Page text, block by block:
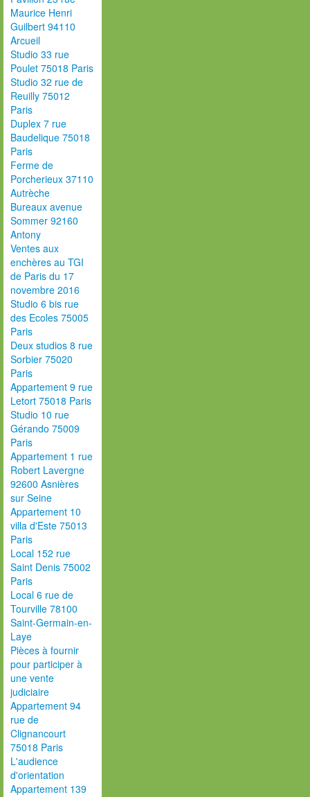
Maurice Henri
Guilbert 94110
Arcueil
Studio 33 rue
Poulet 75018 Paris
Studio 32 rue de
Reuilly 75012
Paris
Duplex 7 rue
Baudelique 75018
Paris
Ferme de
Porcherieux 37110
Autrèche
Bureaux avenue
Sommer 92160
Antony
Ventes aux
enchères au TGI
de Paris du 17
novembre 2016
Studio 6 bis rue
des Ecoles 75005
Paris
Deux studios 8 rue
Sorbier 75020
Paris
Appartement 9 rue
Letort 75018 Paris
Studio 10 rue
Gérando 75009
Paris
Appartement 1 rue
Robert Lavergne
92600 Asnières
sur Seine
Appartement 10
villa d'Este 75013
Paris
Local 152 rue
Saint Denis 75002
Paris
Local 6 rue de
Tourville 78100
Saint-Germain-en-
Laye
Pièces à fournir
pour participer à
une vente
judiciaire
Appartement 94
rue de
Clignancourt
75018 Paris
L'audience
d'orientation
Appartement 139